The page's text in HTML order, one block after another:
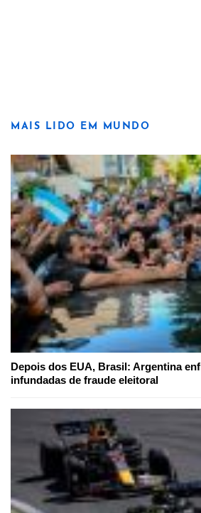
MAIS LIDO EM MUNDO
Depois dos EUA, Brasil: Argentina
infundadas de fraude eleitoral